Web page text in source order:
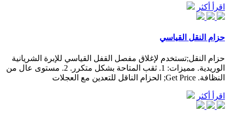
اقرأ أكثر
حزام النقل القياسي
حزام النقل;تستخدم لإغلاق مفصل القفل القياسي للإبرة الشريانية
الوريدية. مميزات: 1. ثقب المتاحة بشكل متكرر. 2. مستوى عال من
النظافة. Get Price; الحزام الناقل للتعدين مع العجلات
اقرأ أكثر